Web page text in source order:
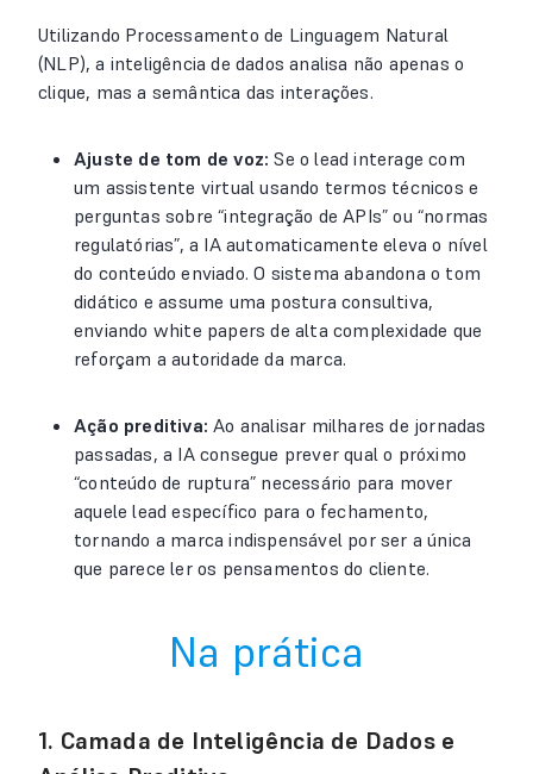
Utilizando Processamento de Linguagem Natural
(NLP), a inteligência de dados analisa não apenas o
clique, mas a semântica das interações.
Ajuste de tom de voz: Se o lead interage com
um assistente virtual usando termos técnicos e
perguntas sobre “integração de APIs” ou “normas
regulatórias”, a IA automaticamente eleva o nível
do conteúdo enviado. O sistema abandona o tom
didático e assume uma postura consultiva,
enviando white papers de alta complexidade que
reforçam a autoridade da marca.
Ação preditiva: Ao analisar milhares de jornadas
passadas, a IA consegue prever qual o próximo
“conteúdo de ruptura” necessário para mover
aquele lead específico para o fechamento,
tornando a marca indispensável por ser a única
que parece ler os pensamentos do cliente.
Na prática
1. Camada de Inteligência de Dados e